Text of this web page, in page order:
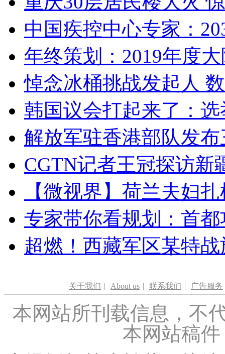
中国疾控中心专家：
年终策划：2019年度
悼念冰桶挑战发起人
韩国议会打起来了：
解放军驻香港部队发
CGTN记者王冠探访新
【微视界】荷兰夫妇
专家带你看规划：首
超燃！西藏军区某特
关于我们 | About us | 联系我们 | 广告服务
本网站所刊载信息，不
本网站稿